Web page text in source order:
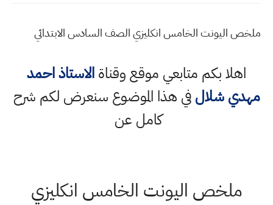
ملخص اليونت الخامس انكليزي الصف السادس الابتدائي
اهلا بكم متابعي موقع وقناةالاستاذ احمد
مهدي شلالفي هذا الموضوع سنعرض لكم شرح
كامل عن
ملخص اليونت الخامس انكليزي